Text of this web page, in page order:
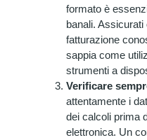
formato è
banali.
fatturazione
sappia come
strumenti a
Verificare
attentamente i
dei calcoli prima
elettronica. Un